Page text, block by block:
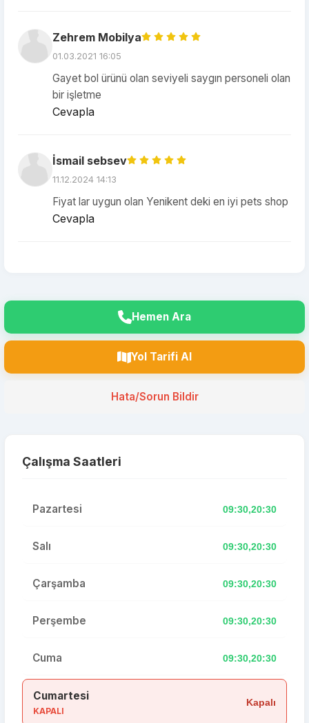
Zehrem Mobilya
01.03.2021 16:05
Gayet bol ürünü olan seviyeli saygın personeli olan
bir işletme
Cevapla
İsmail sebsev
11.12.2024 14:13
Fiyat lar uygun olan Yenikent deki en iyi pets shop
Cevapla
Hemen Ara
Yol Tarifi Al
Hata/Sorun Bildir
Çalışma Saatleri
Pazartesi 09:30,20:30
Salı 09:30,20:30
Çarşamba 09:30,20:30
Perşembe 09:30,20:30
Cuma 09:30,20:30
Cumartesi
KAPALI
Kapalı